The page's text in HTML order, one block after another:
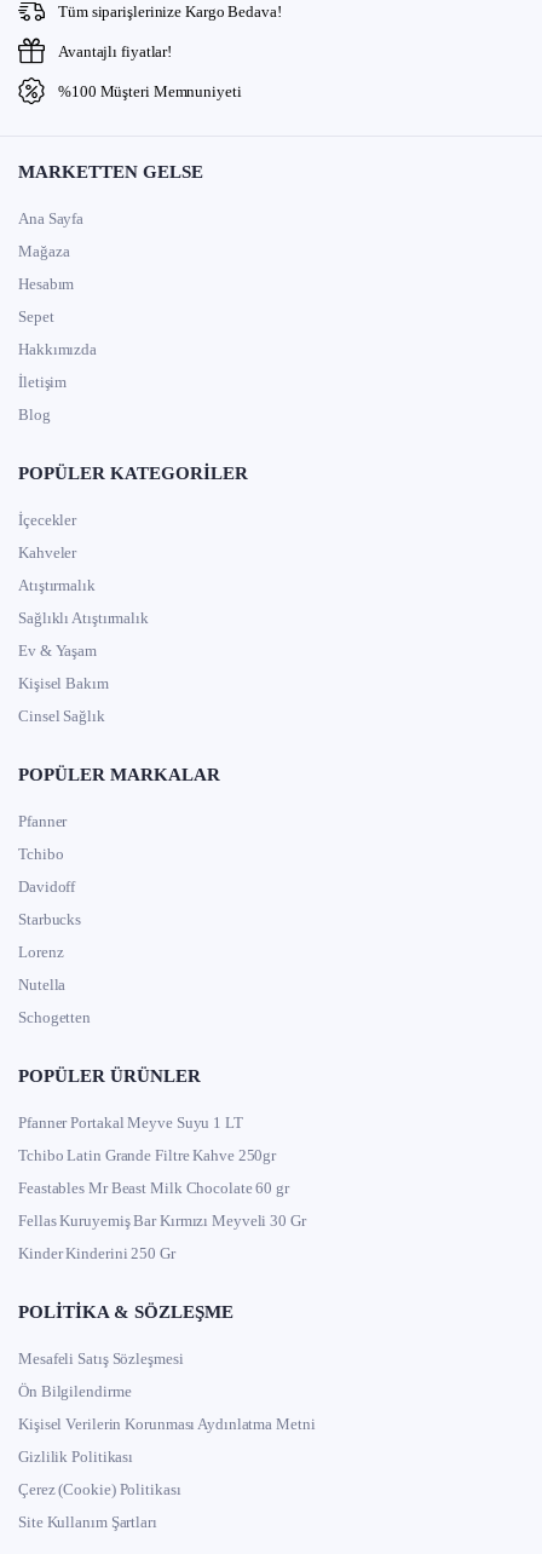
Tüm siparişlerinize Kargo Bedava!
Avantajlı fiyatlar!
%100 Müşteri Memnuniyeti
MARKETTEN GELSE
Ana Sayfa
Mağaza
Hesabım
Sepet
Hakkımızda
İletişim
Blog
POPÜLER KATEGORILER
İçecekler
Kahveler
Atıştırmalık
Sağlıklı Atıştırmalık
Ev & Yaşam
Kişisel Bakım
Cinsel Sağlık
POPÜLER MARKALAR
Pfanner
Tchibo
Davidoff
Starbucks
Lorenz
Nutella
Schogetten
POPÜLER ÜRÜNLER
Pfanner Portakal Meyve Suyu 1 LT
Tchibo Latin Grande Filtre Kahve 250gr
Feastables Mr Beast Milk Chocolate 60 gr
Fellas Kuruyemiş Bar Kırmızı Meyveli 30 Gr
Kinder Kinderini 250 Gr
POLITIKA & SÖZLEŞME
Mesafeli Satış Sözleşmesi
Ön Bilgilendirme
Kişisel Verilerin Korunması Aydınlatma Metni
Gizlilik Politikası
Çerez (Cookie) Politikası
Site Kullanım Şartları